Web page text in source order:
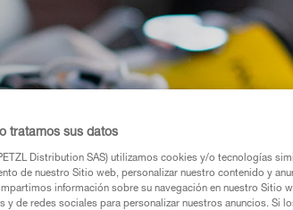
de sus
tratamos sus datos
Distribution SAS) utilizamos cookies y/o tecnologías
de nuestro Sitio web, personalizar nuestro contenido y
información sobre su navegación en nuestro Sitio
y de redes sociales para personalizar nuestros anuncios. Si